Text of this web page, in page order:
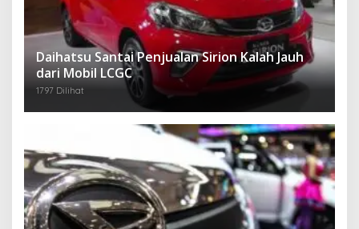
Daihatsu Santai Penjualan Sirion Kalah Jauh
dari Mobil LCGC
1797 Dilihat